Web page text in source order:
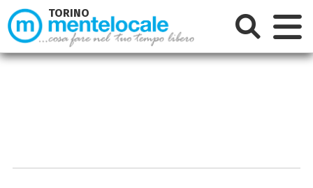
TORINO